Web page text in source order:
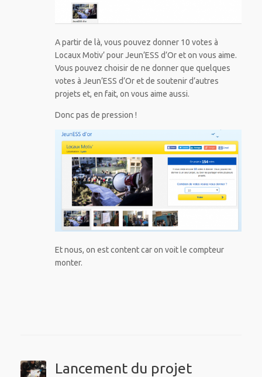
A partir de là, vous pouvez donner 10 votes à
Locaux Motiv’ pour Jeun’ESS d’Or et on vous aime.
Vous pouvez choisir de ne donner que quelques
votes à Jeun’ESS d’Or et de soutenir d’autres
projets et, en fait, on vous aime aussi.
Donc pas de pression !
Et nous, on est content car on voit le compteur
monter.
Lancement du projet